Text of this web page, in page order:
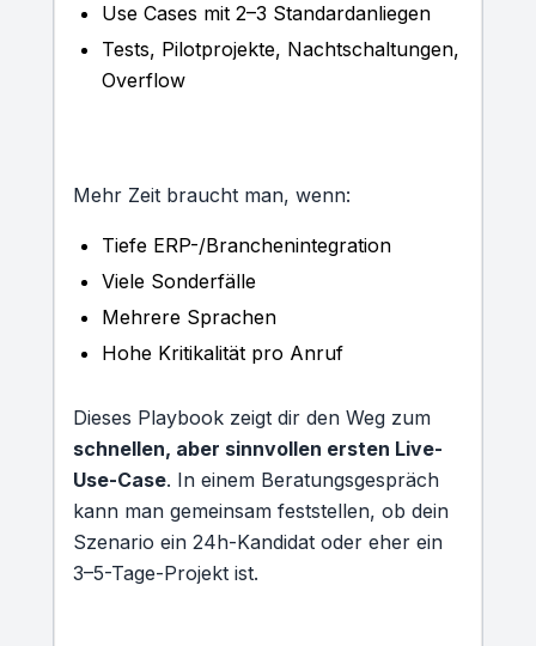
Use Cases mit 2–3 Standardanliegen
Tests, Pilotprojekte, Nachtschaltungen,
Overflow
Mehr Zeit braucht man, wenn:
Tiefe ERP-/Branchenintegration
Viele Sonderfälle
Mehrere Sprachen
Hohe Kritikalität pro Anruf
Dieses Playbook zeigt dir den Weg zum
schnellen, aber sinnvollen ersten Live-
Use-Case. In einem Beratungsgespräch
kann man gemeinsam feststellen, ob dein
Szenario ein 24h-Kandidat oder eher ein
3–5-Tage-Projekt ist.